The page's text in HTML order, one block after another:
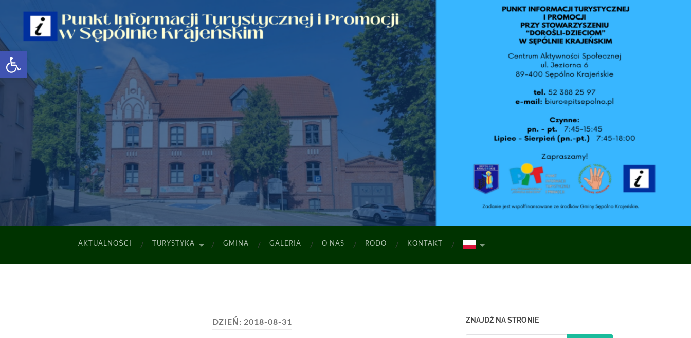
Open toolbar
AKTUALNOŚCI TURYSTYKA GMINA GALERIA O NAS RODO KONTAKT
DZIEŃ: 2018-08-31 ZNAJDŹ NA STRONIE